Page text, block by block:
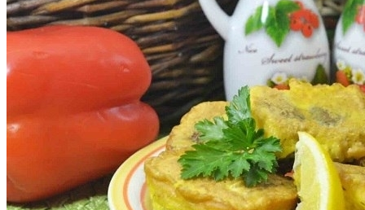
Почему Нельзя Повторно Кипятить
Воду Для Приготовления Чая Или Кофе